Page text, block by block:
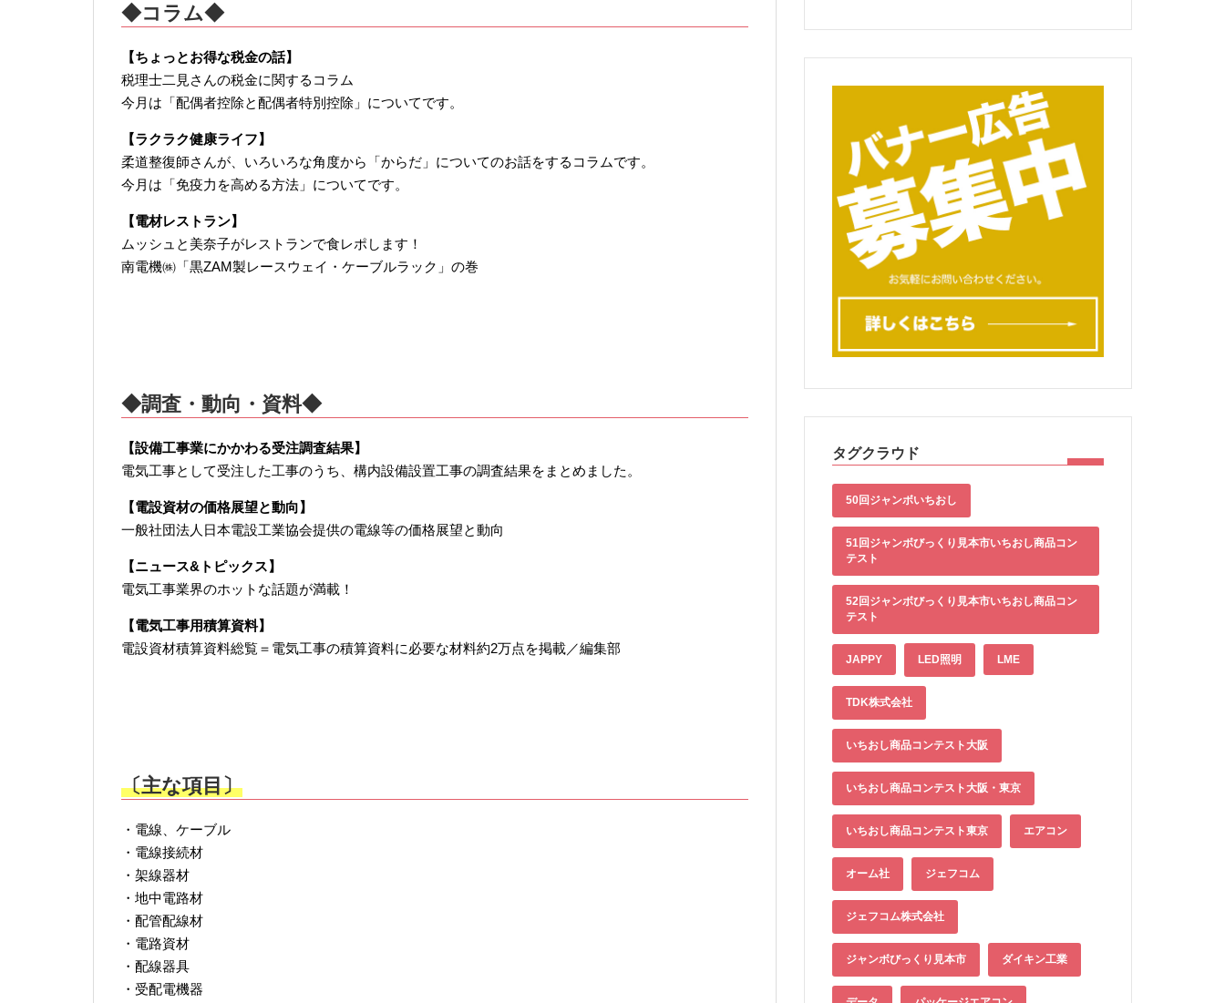
◆コラム◆
【ちょっとお得な税金の話】
税理士二見さんの税金に関するコラム
今月は「配偶者控除と配偶者特別控除」についてです。
【ラクラク健康ライフ】
柔道整復師さんが、いろいろな角度から「からだ」についてのお話をするコラムです。
今月は「免疫力を高める方法」についてです。
【電材レストラン】
ムッシュと美奈子がレストランで食レポします！
南電機㈱「黒ZAM製レースウェイ・ケーブルラック」の巻
◆調査・動向・資料◆
【設備工事業にかかわる受注調査結果】
電気工事として受注した工事のうち、構内設備設置工事の調査結果をまとめました。
【電設資材の価格展望と動向】
一般社団法人日本電設工業協会提供の電線等の価格展望と動向
【ニュース&トピックス】
電気工事業界のホットな話題が満載！
【電気工事用積算資料】
電設資材積算資料総覧＝電気工事の積算資料に必要な材料約2万点を掲載／編集部
〔主な項目〕
・電線、ケーブル
・電線接続材
・架線器材
・地中電路材
・配管配線材
・電路資材
・配線器具
・受配電機器
タグクラウド
50回ジャンボいちおし
51回ジャンボびっくり見本市いちおし商品コン
テスト
52回ジャンボびっくり見本市いちおし商品コン
テスト
JAPPY LED照明 LME
TDK株式会社
いちおし商品コンテスト大阪
いちおし商品コンテスト大阪・東京
いちおし商品コンテスト東京 エアコン
オーム社 ジェフコム
ジェフコム株式会社
ジャンボびっくり見本市 ダイキン工業